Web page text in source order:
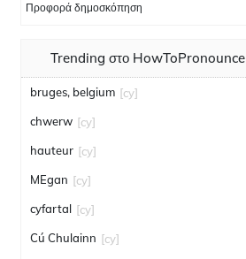
Προφορά δημοσκόπηση
Trending στο HowToPronounce
bruges, belgium [cy]
chwerw [cy]
hauteur [cy]
MEgan [cy]
cyfartal [cy]
Cú Chulainn [cy]